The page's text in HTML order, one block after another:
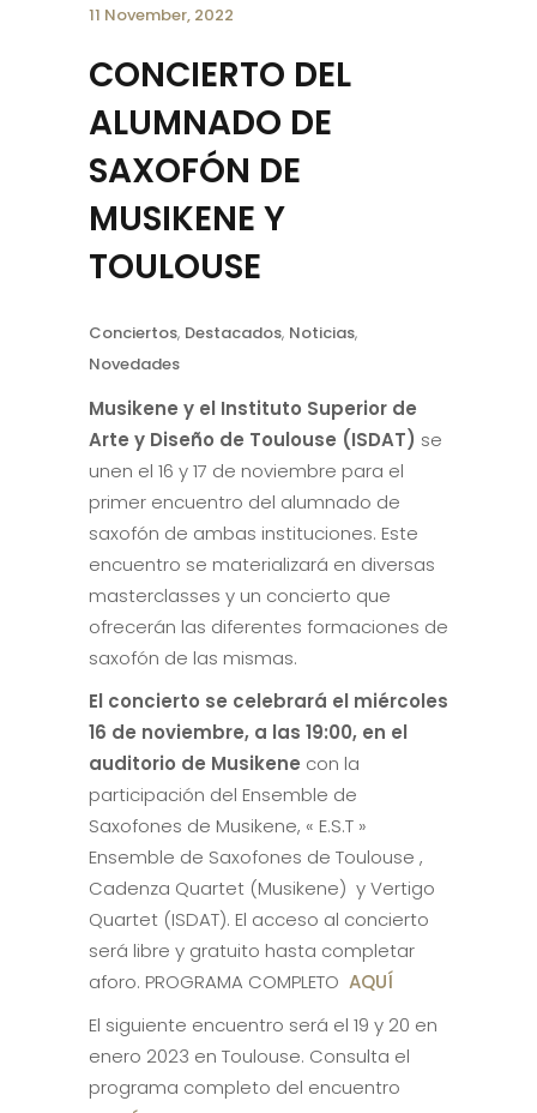
11 November, 2022
CONCIERTO DEL
ALUMNADO DE
SAXOFÓN DE
MUSIKENE Y
TOULOUSE
Conciertos, Destacados, Noticias,
Novedades
Musikene y el Instituto Superior de
Arte y Diseño de Toulouse (ISDAT) se
unen el 16 y 17 de noviembre para el
primer encuentro del alumnado de
saxofón de ambas instituciones. Este
encuentro se materializará en diversas
masterclasses y un concierto que
ofrecerán las diferentes formaciones de
saxofón de las mismas.
El concierto se celebrará el miércoles
16 de noviembre, a las 19:00, en el
auditorio de Musikene con la
participación del Ensemble de
Saxofones de Musikene, « E.S.T »
Ensemble de Saxofones de Toulouse ,
Cadenza Quartet (Musikene) y Vertigo
Quartet (ISDAT). El acceso al concierto
será libre y gratuito hasta completar
aforo. PROGRAMA COMPLETO AQUÍ
El siguiente encuentro será el 19 y 20 en
enero 2023 en Toulouse. Consulta el
programa completo del encuentro